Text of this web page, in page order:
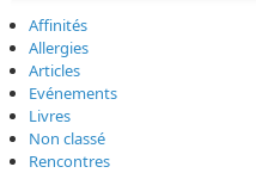
Affinités
Allergies
Articles
Evénements
Livres
Non classé
Rencontres